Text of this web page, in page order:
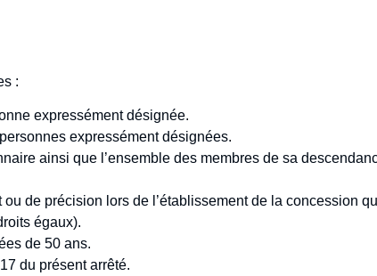
:
expressément désignée.
expressément désignées.
ainsi que l’ensemble des membres de sa
de précision lors de l’établissement de la concession
égaux).
de 50 ans.
du présent arrêté.